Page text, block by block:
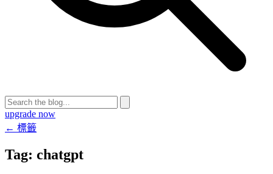
upgrade now
← 標籤
Tag: chatgpt